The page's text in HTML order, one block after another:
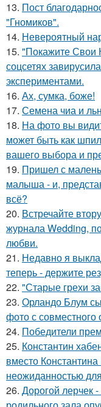
13. Пост
"Гномиков".
14. Невероятный
15. "Покажите Свои
соцсетях
экспериментами.
16. Ах, сумка, боже!
17. Семена чиа и
18. На фото вы
может быть как
вашего выбора и
19. Пришел с
малыша - и,
всё?
20. Встречайте
журнала Wedding,
любви.
21. Недавно я
теперь - держите
22. "Старые грехи
23. Орландо Блум
фото с совместного
24. Победители
25. Константин
вместо
неожиданностью
26. Дорогой лерчек